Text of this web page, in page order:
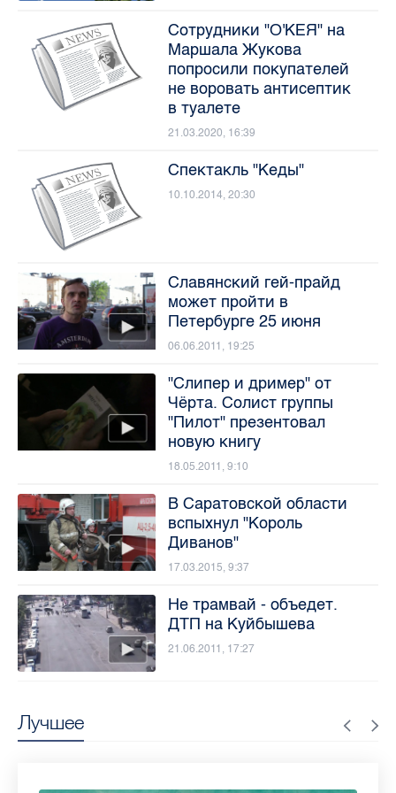
Лучшее
Сотрудники "О'КЕЯ" на
Маршала Жукова
попросили покупателей
не воровать антисептик
в туалете
21.03.2020, 16:39
Спектакль "Кеды"
10.10.2014, 20:30
Славянский гей-прайд
может пройти в
Петербурге 25 июня
06.06.2011, 19:25
"Слипер и дример" от
Чёрта. Солист группы
"Пилот" презентовал
новую книгу
18.05.2011, 9:10
В Саратовской области
вспыхнул "Король
Диванов"
17.03.2015, 9:37
Не трамвай - объедет.
ДТП на Куйбышева
21.06.2011, 17:27